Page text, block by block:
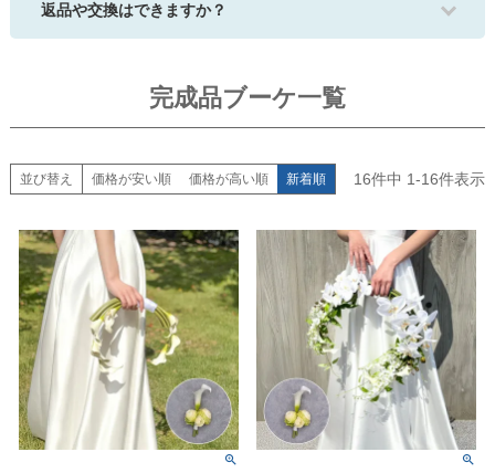
返品や交換はできますか？
完成品ブーケ一覧
並び替え 価格が安い順 価格が高い順 新着順 16件中 1-16件表示